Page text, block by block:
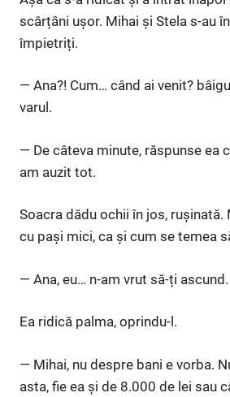
scârțâni ușor. Mihai și Stela s-au
împietriți.
— Ana?! Cum… când ai venit?
varul.
— De câteva minute, răspunse ea
am auzit tot.
Soacra dădu ochii în jos, rușinată.
cu pași mici, ca și cum se temea
— Ana, eu… n-am vrut să-ți
Ea ridică palma, oprindu-l.
— Mihai, nu despre bani e vorba.
asta, fie ea și de 8.000 de lei sau